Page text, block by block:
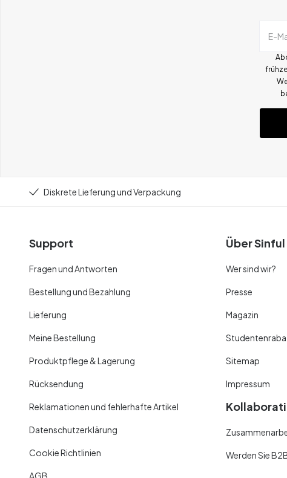
E-
Diskrete Lieferung und Verpackung
Support
Fragen und Antworten
Bestellung und Bezahlung
Lieferung
Meine Bestellung
Produktpflege & Lagerung
Rücksendung
Reklamationen und fehlerhafte Artikel
Datenschutzerklärung
Cookie Richtlinien
AGB
Über Sinful
Wer sind wir?
Presse
Magazin
Sitemap
Impressum
Werden Sie